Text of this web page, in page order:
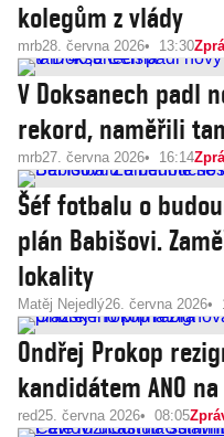
kolegům z vlády
mrb28. června 2026 13:30
V Doksanech padl
rekord, naměřili
mrb27. června 2026 16:14
Šéf fotbalu o
plán Babišovi.
lokality
Matěj Nejedlý26. června 2026
Ondřej Prokop
kandidátem ANO
red25. června 2026 08:05